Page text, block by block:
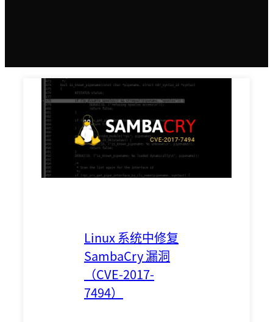
Linux 系统中修复
SambaCry 漏洞
（CVE-2017-
7494）